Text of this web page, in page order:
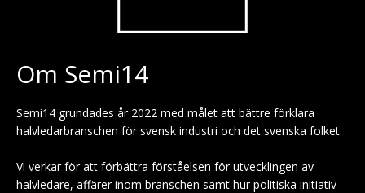
Om Semi14
Semi14 grundades år 2022 med målet att bättre förklara
halvledarbranschen för svensk industri och det svenska folket.
Vi verkar för att förbättra förståelsen för utvecklingen av
halvledare, affärer inom branschen samt hur politiska initiativ